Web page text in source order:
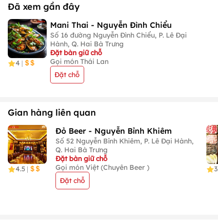
Đã xem gần đây
4 |
Mani Thai - Nguyễn Đình Chiểu
Số 16 đường Nguyễn Đình Chiểu, P. Lê Đại
Hành, Q. Hai Bà Trưng
Đặt bàn giữ chỗ
Gọi món Thái Lan
Đặt chỗ
Gian hàng liên quan
4.5 |
Đỏ Beer - Nguyễn Bỉnh Khiêm
Số 52 Nguyễn Bỉnh Khiêm, P. Lê Đại Hành,
Q. Hai Bà Trưng
Đặt bàn giữ chỗ
Gọi món Việt (Chuyên Beer )
Đặt chỗ